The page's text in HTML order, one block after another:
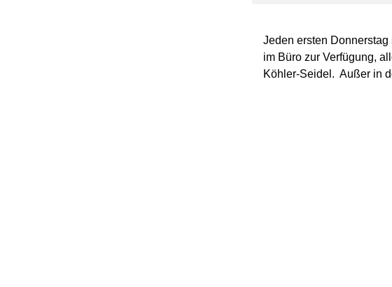
Jeden ersten
im Büro zur Verfügung,
Köhler-Seidel. Außer in